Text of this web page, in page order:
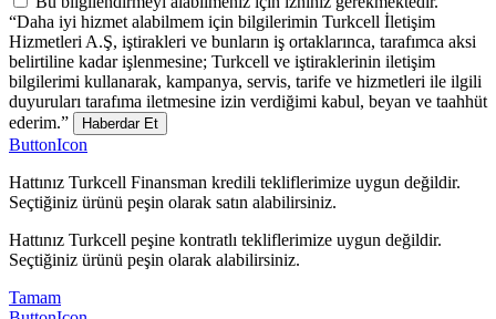
“Daha iyi hizmet alabilmem için bilgilerimin Turkcell İletişim
Hizmetleri A.Ş, iştirakleri ve bunların iş ortaklarınca, tarafımca aksi
belirtiline kadar işlenmesine; Turkcell ve iştiraklerinin iletişim
bilgilerimi kullanarak, kampanya, servis, tarife ve hizmetleri ile ilgili
duyuruları tarafıma iletmesine izin verdiğimi kabul, beyan ve taahhüt
ederim.”
Haberdar Et
ButtonIcon
Hattınız Turkcell Finansman kredili tekliflerimize uygun değildir.
Seçtiğiniz ürünü peşin olarak satın alabilirsiniz.
Hattınız Turkcell peşine kontratlı tekliflerimize uygun değildir.
Seçtiğiniz ürünü peşin olarak alabilirsiniz.
Tamam